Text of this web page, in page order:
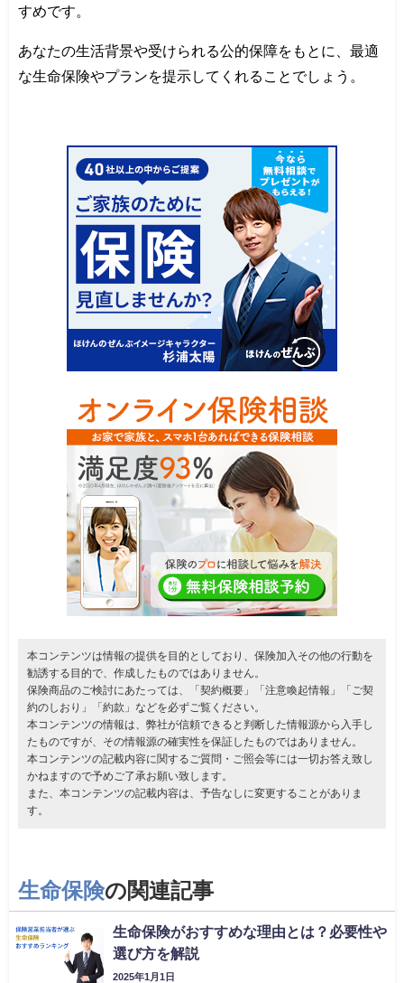
すめです。
あなたの生活背景や受けられる公的保障をもとに、最適
な生命保険やプランを提示してくれることでしょう。
本コンテンツは情報の提供を目的としており、保険加入その他の行動を
勧誘する目的で、作成したものではありません。
保険商品のご検討にあたっては、「契約概要」「注意喚起情報」「ご契
約のしおり」「約款」などを必ずご覧ください。
本コンテンツの情報は、弊社が信頼できると判断した情報源から入手し
たものですが、その情報源の確実性を保証したものではありません。
本コンテンツの記載内容に関するご質問・ご照会等には一切お答え致し
かねますので予めご了承お願い致します。
また、本コンテンツの記載内容は、予告なしに変更することがありま
す。
生命保険の関連記事
生命保険がおすすめな理由とは？必要性や
選び方を解説
2025年1月1日